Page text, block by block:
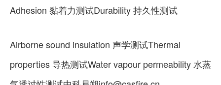
Adhesion 黏着力测试Durability 持久性测试
Airborne sound insulation 声学测试Thermal
properties 导热测试Water vapour permeability 水蒸